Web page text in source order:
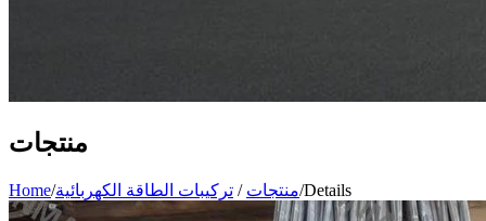
منتجات
Home/ منتجات / تركيبات الطاقة الكهربائية /Details